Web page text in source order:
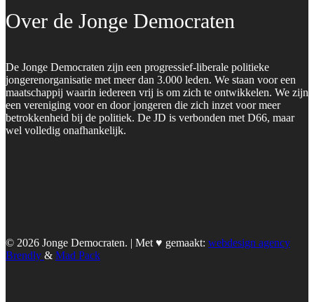
Over de Jonge Democraten
De Jonge Democraten zijn een progressief-liberale politieke
jongerenorganisatie met meer dan 3.000 leden. We staan voor een
maatschappij waarin iedereen vrij is om zich te ontwikkelen. We zijn
een vereniging voor en door jongeren die zich inzet voor meer
betrokkenheid bij de politiek. De JD is verbonden met D66, maar
wel volledig onafhankelijk.
© 2026 Jonge Democraten. | Met ♥︎ gemaakt: webdesign agency
Brendly & Mad Pack